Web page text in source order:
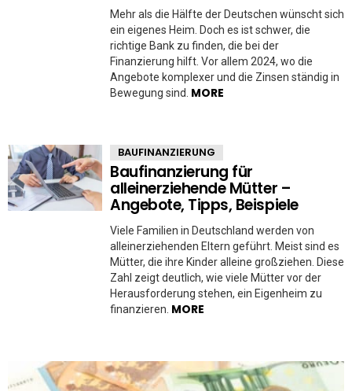
Mehr als die Hälfte der Deutschen wünscht sich
ein eigenes Heim. Doch es ist schwer, die
richtige Bank zu finden, die bei der
Finanzierung hilft. Vor allem 2024, wo die
Angebote komplexer und die Zinsen ständig in
Bewegung sind. MORE
BAUFINANZIERUNG
Baufinanzierung für
alleinerziehende Mütter –
Angebote, Tipps, Beispiele
Viele Familien in Deutschland werden von
alleinerziehenden Eltern geführt. Meist sind es
Mütter, die ihre Kinder alleine großziehen. Diese
Zahl zeigt deutlich, wie viele Mütter vor der
Herausforderung stehen, ein Eigenheim zu
finanzieren. MORE